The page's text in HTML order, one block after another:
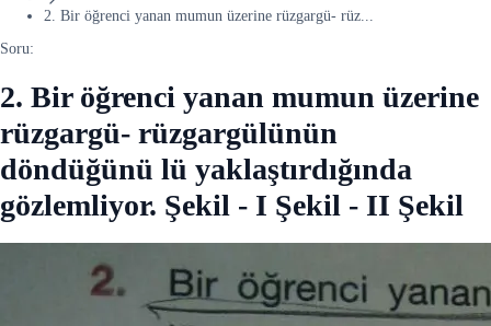
2. Bir öğrenci yanan mumun üzerine rüzgargü- rüz...
Soru:
2. Bir öğrenci yanan mumun üzerine
rüzgargü- rüzgargülünün
döndüğünü lü yaklaştırdığında
gözlemliyor. Şekil - I Şekil - II Şekil